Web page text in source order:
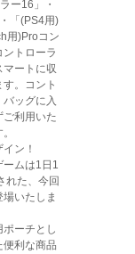
ー16」・
「(PS4用)
用)Proコン
トローラ
マートに収
。コント
ッグに入
利用いた
ン！
ームは1日1
れた、今回
いたしま
ーチとし
利な商品